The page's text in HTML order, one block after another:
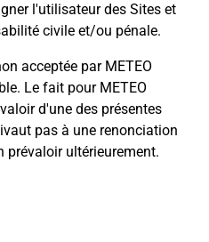
l'utilisateur des Sites et
civile et/ou pénale.
acceptée par METEO
Le fait pour METEO
d'une des présentes
pas à une renonciation
prévaloir ultérieurement.